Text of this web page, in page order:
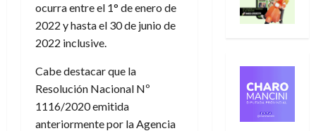
ocurra entre el 1° de enero de
2022 y hasta el 30 de junio de
2022 inclusive.
Cabe destacar que la
Resolución Nacional Nº
1116/2020 emitida
anteriormente por la Agencia